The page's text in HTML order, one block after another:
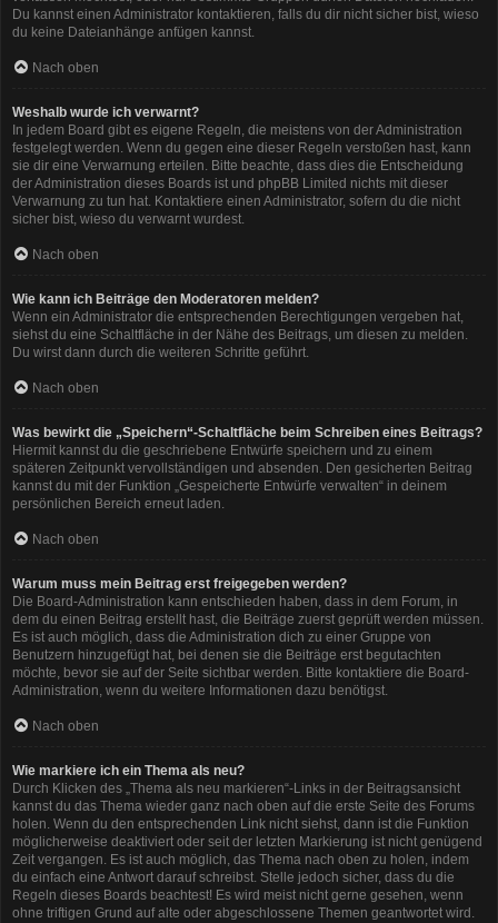
Du kannst einen Administrator kontaktieren, falls du dir nicht sicher bist, wieso
du keine Dateianhänge anfügen kannst.
Nach oben
Weshalb wurde ich verwarnt?
In jedem Board gibt es eigene Regeln, die meistens von der Administration
festgelegt werden. Wenn du gegen eine dieser Regeln verstoßen hast, kann
sie dir eine Verwarnung erteilen. Bitte beachte, dass dies die Entscheidung
der Administration dieses Boards ist und phpBB Limited nichts mit dieser
Verwarnung zu tun hat. Kontaktiere einen Administrator, sofern du die nicht
sicher bist, wieso du verwarnt wurdest.
Nach oben
Wie kann ich Beiträge den Moderatoren melden?
Wenn ein Administrator die entsprechenden Berechtigungen vergeben hat,
siehst du eine Schaltfläche in der Nähe des Beitrags, um diesen zu melden.
Du wirst dann durch die weiteren Schritte geführt.
Nach oben
Was bewirkt die „Speichern“-Schaltfläche beim Schreiben eines Beitrags?
Hiermit kannst du die geschriebene Entwürfe speichern und zu einem
späteren Zeitpunkt vervollständigen und absenden. Den gesicherten Beitrag
kannst du mit der Funktion „Gespeicherte Entwürfe verwalten“ in deinem
persönlichen Bereich erneut laden.
Nach oben
Warum muss mein Beitrag erst freigegeben werden?
Die Board-Administration kann entschieden haben, dass in dem Forum, in
dem du einen Beitrag erstellt hast, die Beiträge zuerst geprüft werden müssen.
Es ist auch möglich, dass die Administration dich zu einer Gruppe von
Benutzern hinzugefügt hat, bei denen sie die Beiträge erst begutachten
möchte, bevor sie auf der Seite sichtbar werden. Bitte kontaktiere die Board-
Administration, wenn du weitere Informationen dazu benötigst.
Nach oben
Wie markiere ich ein Thema als neu?
Durch Klicken des „Thema als neu markieren“-Links in der Beitragsansicht
kannst du das Thema wieder ganz nach oben auf die erste Seite des Forums
holen. Wenn du den entsprechenden Link nicht siehst, dann ist die Funktion
möglicherweise deaktiviert oder seit der letzten Markierung ist nicht genügend
Zeit vergangen. Es ist auch möglich, das Thema nach oben zu holen, indem
du einfach eine Antwort darauf schreibst. Stelle jedoch sicher, dass du die
Regeln dieses Boards beachtest! Es wird meist nicht gerne gesehen, wenn
ohne triftigen Grund auf alte oder abgeschlossene Themen geantwortet wird.